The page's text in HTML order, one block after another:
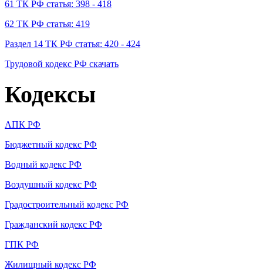
61 ТК РФ статья: 398 - 418
62 ТК РФ статья: 419
Раздел 14 ТК РФ статья: 420 - 424
Трудовой кодекс РФ скачать
Кодексы
АПК РФ
Бюджетный кодекс РФ
Водный кодекс РФ
Воздушный кодекс РФ
Градостроительный кодекс РФ
Гражданский кодекс РФ
ГПК РФ
Жилищный кодекс РФ